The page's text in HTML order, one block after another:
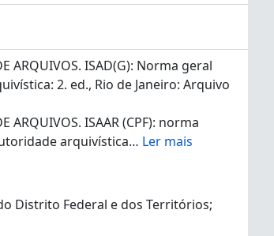
ARQUIVOS. ISAD(G): Norma geral
2. ed., Rio de Janeiro: Arquivo
ARQUIVOS. ISAAR (CPF): norma
arquivística… Ler mais
Distrito Federal e dos Territórios;